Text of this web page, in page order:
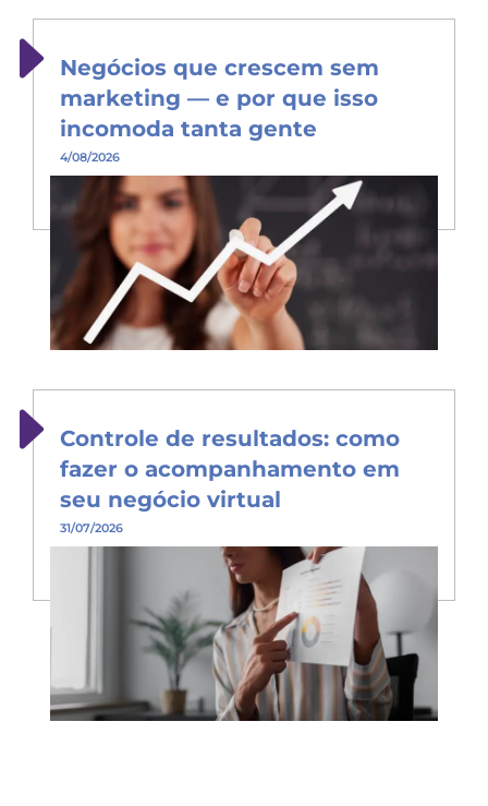
Negócios que crescem sem
marketing — e por que isso
incomoda tanta gente
4/08/2026
Controle de resultados: como
fazer o acompanhamento em
seu negócio virtual
31/07/2026